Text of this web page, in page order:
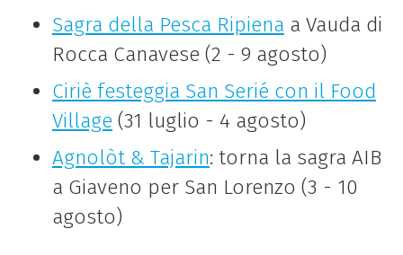
Sagra della Pesca Ripiena a Vauda di
Rocca Canavese (2 - 9 agosto)
Ciriè festeggia San Serié con il Food
Village (31 luglio - 4 agosto)
Agnolòt & Tajarin: torna la sagra AIB
a Giaveno per San Lorenzo (3 - 10
agosto)